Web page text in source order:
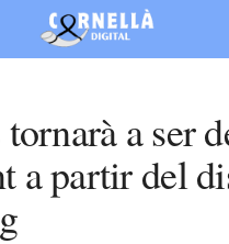
a ser
a partir del